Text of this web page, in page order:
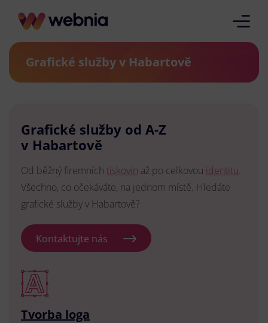
Grafické služby v Habartově
Grafické služby od A-Z
v Habartově
Od běžný firemních tiskovin až po celkovou identitu.
Všechno, co očekáváte, na jednom místě. Hledáte
grafické služby v Habartově?
Kontaktujte nás
Tvorba loga